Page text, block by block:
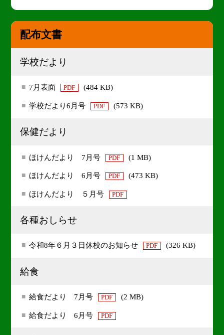
配布文書
学校だより
7月表面 PDF (484 KB)
学校だより6月号 PDF (573 KB)
保健だより
ほけんだより 7月号 PDF (1 MB)
ほけんだより 6月号 PDF (473 KB)
ほけんだより ５月号 PDF
各種おしらせ
令和8年６月３日休校のお知らせ PDF (326 KB)
給食
給食だより 7月号 PDF (2 MB)
給食だより 6月号 PDF